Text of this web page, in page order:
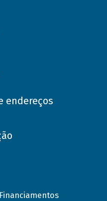
endereços
Financiamentos